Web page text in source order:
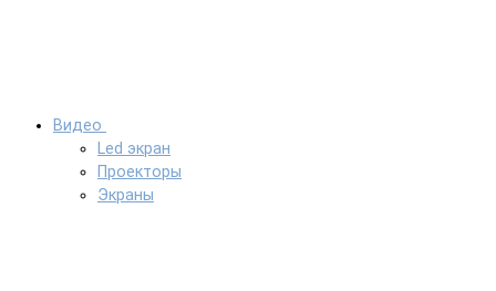
Видео
Led экран
Проекторы
Экраны